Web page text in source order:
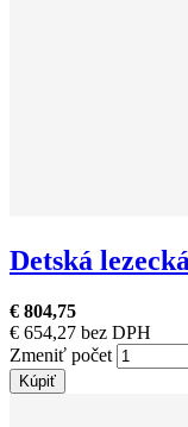
Detská
€ 804,75
€ 654,27 bez DPH
Zmeniť počet
Kúpiť